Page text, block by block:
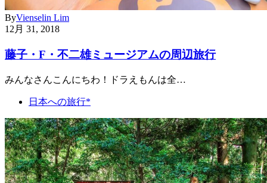
ByVienselin Lim
12月 31, 2018
藤子・F・不二雄ミュージアムの周辺旅行
みんなさんこんにちわ！ドラえもんは全…
日本への旅行*